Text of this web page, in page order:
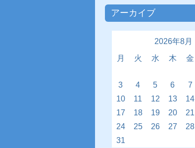
アーカイブ
2026年8月
月
火 水 木 金
3
4 5 6 7
10
11 12 13 14
17
18 19 20 21
24
25 26 27 28
31